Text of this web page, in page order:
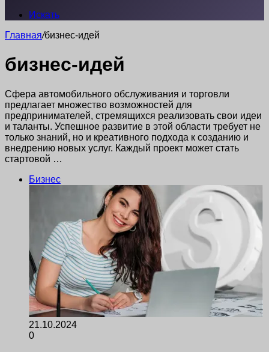
Искать
Главная/бизнес-идей
бизнес-идей
Сфера автомобильного обслуживания и торговли
предлагает множество возможностей для
предпринимателей, стремящихся реализовать свои идеи
и таланты. Успешное развитие в этой области требует не
только знаний, но и креативного подхода к созданию и
внедрению новых услуг. Каждый проект может стать
стартовой …
Бизнес
21.10.2024
0